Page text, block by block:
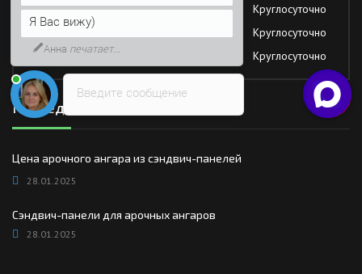
Пятница
Круглосуточно
Круглосуточно
Воскресение
Круглосуточно
Последние новости
Цена арочного ангара из сэндвич-панелей
28.01.2025
Сэндвич-панели для арочных ангаров
28.01.2025
Введите сообщение
Я Вас вижу)
Анна печатает...